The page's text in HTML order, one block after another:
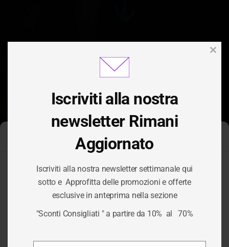
Gestisci Consenso Cookie
Per fornire le migliori esperienze, utilizziamo tecnologie come i
cookie per memorizzare e/o accedere alle informazioni del
dispositivo. Il consenso a queste tecnologie ci permetterà di
elaborare dati come il comportamento di navigazione o ID unici
TAG:LOGOPEDIA
HOME/LOGOPEDIA
Iscriviti alla nostra
newsletter Rimani
Aggiornato
Iscriviti alla nostra newsletter settimanale qui
sotto e Approfitta delle promozioni e offerte
esclusive in anteprima nella sezione
"Sconti Consigliati " a partire da 10% al 70%